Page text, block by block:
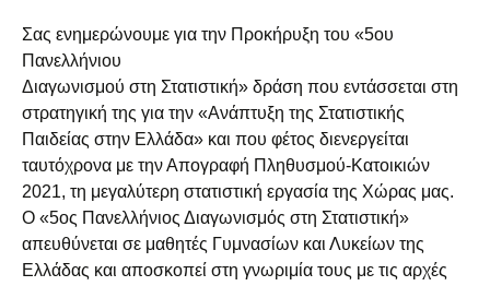
Σας ενημερώνουμε για την Προκήρυξη του «5ου
Πανελλήνιου
Διαγωνισμού στη Στατιστική» δράση που εντάσσεται στη
στρατηγική της για την «Ανάπτυξη της Στατιστικής
Παιδείας στην Ελλάδα» και που φέτος διενεργείται
ταυτόχρονα με την Απογραφή Πληθυσμού-Κατοικιών
2021, τη μεγαλύτερη στατιστική εργασία της Χώρας μας.
Ο «5ος Πανελλήνιος Διαγωνισμός στη Στατιστική»
απευθύνεται σε μαθητές Γυμνασίων και Λυκείων της
Ελλάδας και αποσκοπεί στη γνωριμία τους με τις αρχές